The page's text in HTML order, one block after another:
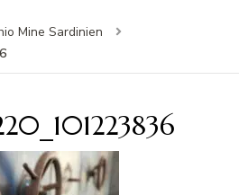
Mine Sardinien